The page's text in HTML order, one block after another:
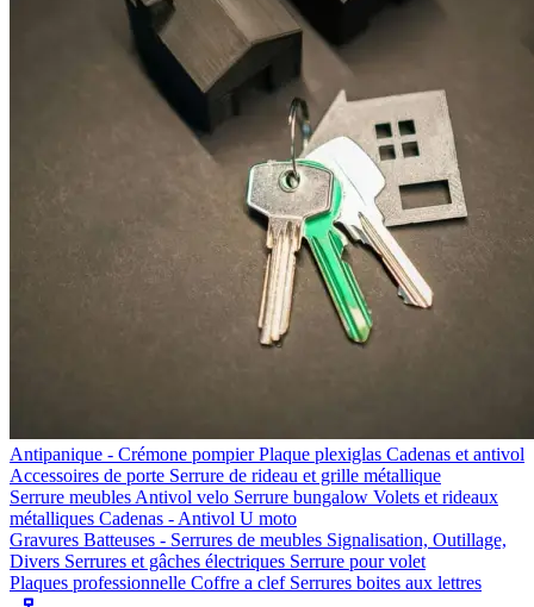
Antipanique - Crémone pompierPlaque plexiglas Cadenas et antivol
Accessoires de porte Serrure de rideau et grille métallique
Serrure meubles Antivol velo Serrure bungalow Volets et rideaux
métalliques Cadenas - Antivol U moto
Gravures Batteuses - Serrures de meubles Signalisation, Outillage,
Divers Serrures et gâches électriques Serrure pour volet
Plaques professionnelle Coffre a clef Serrures boites aux lettres